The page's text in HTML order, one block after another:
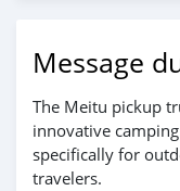
Message
The Meitu pickup
innovative
specifically for
travelers.